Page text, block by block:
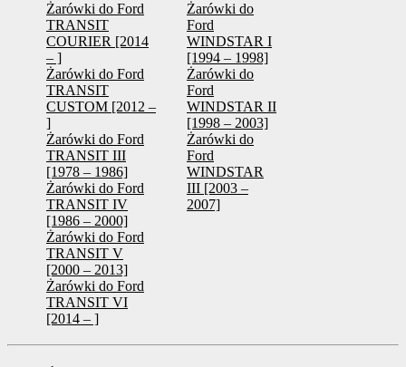
Żarówki do Ford
TRANSIT
COURIER [2014
– ]
Żarówki do Ford
TRANSIT
CUSTOM [2012 –
]
Żarówki do Ford
TRANSIT III
[1978 – 1986]
Żarówki do Ford
TRANSIT IV
[1986 – 2000]
Żarówki do Ford
TRANSIT V
[2000 – 2013]
Żarówki do Ford
TRANSIT VI
[2014 – ]
Żarówki do
Ford
WINDSTAR I
[1994 – 1998]
Żarówki do
Ford
WINDSTAR II
[1998 – 2003]
Żarówki do
Ford
WINDSTAR
III [2003 –
2007]